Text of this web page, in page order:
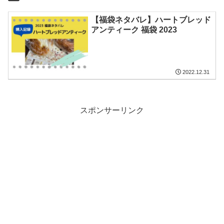
【福袋ネタバレ】ハートブレッド
アンティーク 福袋 2023
2022.12.31
スポンサーリンク